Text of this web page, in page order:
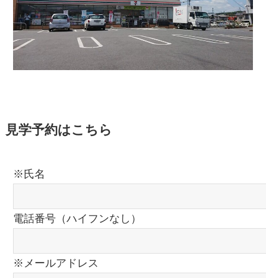
見学予約はこちら
※氏名
電話番号（ハイフンなし）
※メールアドレス